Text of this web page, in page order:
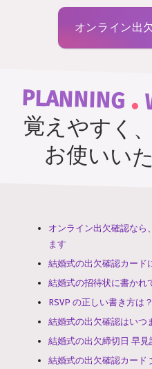
オンライン出
PLANNING .
お使いい
オンライン出欠確認なら
ます
結婚式の出欠確認カード
結婚式の招待状に書かれ
RSVP の正しい書き方は？
結婚式の出欠確認はいつ
結婚式の出欠締切日 早見
結婚式の出欠確認カード